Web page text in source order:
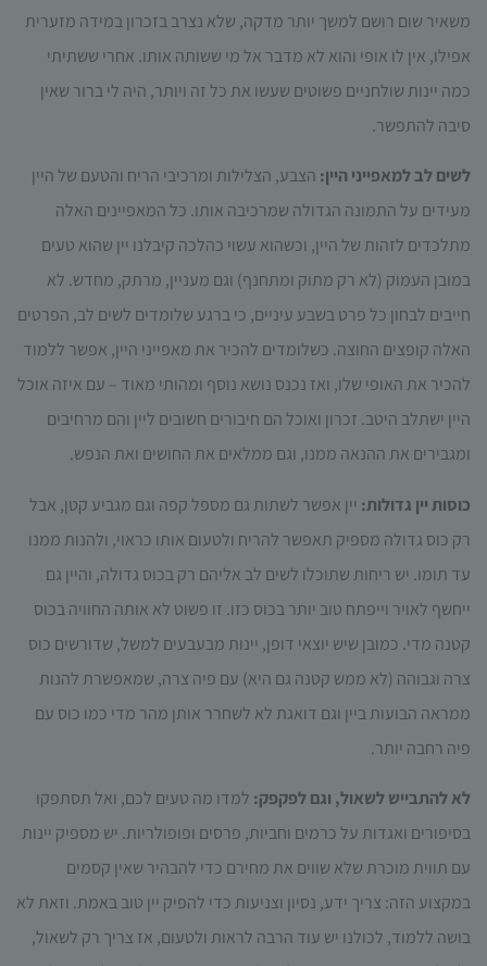
משאיר שום רושם למשך יותר מדקה, שלא נצרב בזכרון במידה מזערית
אפילו, אין לו אופי והוא לא מדבר אל מי ששותה אותו. אחרי ששתיתי
כמה יינות שולחניים פשוטים שעשו את כל זה ויותר, היה לי ברור שאין
סיבה להתפשר.
לשים לב למאפייני היין: הצבע, הצלילות ומרכיבי הריח והטעם של היין
מעידים על התמונה הגדולה שמרכיבה אותו. כל המאפיינים האלה
מתלכדים לזהות של היין, וכשהוא עשוי כהלכה קיבלנו יין שהוא טעים
במובן העמוק (לא רק מתוק ומתחנף) וגם מעניין, מרתק, מחדש. לא
חייבים לבחון כל פרט בשבע עיניים, כי ברגע שלומדים לשים לב, הפרטים
האלה קופצים החוצה. כשלומדים להכיר את מאפייני היין, אפשר ללמוד
להכיר את האופי שלו, ואז נכנס נושא נוסף ומהותי מאוד – עם איזה אוכל
היין ישתלב היטב. זכרון ואוכל הם חיבורים חשובים ליין והם מרחיבים
ומגבירים את ההנאה ממנו, וגם ממלאים את החושים ואת הנפש.
כוסות יין גדולות: יין אפשר לשתות גם מספל קפה וגם מגביע קטן, אבל
רק כוס גדולה מספיק תאפשר להריח ולטעום אותו כראוי, ולהנות ממנו
עד תומו. יש ריחות שתוכלו לשים לב אליהם רק בכוס גדולה, והיין גם
ייחשף לאויר וייפתח טוב יותר בכוס כזו. זו פשוט לא אותה החוויה בכוס
קטנה מדי. כמובן שיש יוצאי דופן, יינות מבעבעים למשל, שדורשים כוס
צרה וגבוהה (לא ממש קטנה גם היא) עם פיה צרה, שמאפשרת להנות
ממראה הבועות ביין וגם דואגת לא לשחרר אותן מהר מדי כמו כוס עם
פיה רחבה יותר.
לא להתבייש לשאול, וגם לפקפק: למדו מה טעים לכם, ואל תסתפקו
בסיפורים ואגדות על כרמים וחביות, פרסים ופופולריות. יש מספיק יינות
עם תווית מוכרת שלא שווים את מחירם כדי להבהיר שאין קסמים
במקצוע הזה: צריך ידע, נסיון וצניעות כדי להפיק יין טוב באמת. וזאת לא
בושה ללמוד, לכולנו יש עוד הרבה לראות ולטעום, אז צריך רק לשאול,